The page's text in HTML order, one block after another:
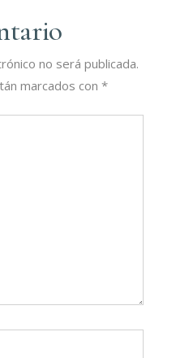
no será publicada.
marcados con*